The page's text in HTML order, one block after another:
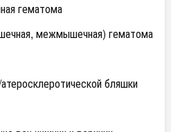
гематома
межмышечная) гематома
бляшки